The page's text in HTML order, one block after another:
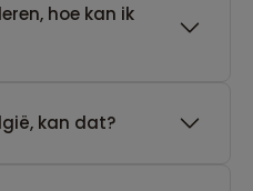
hoe kan ik
kan dat?